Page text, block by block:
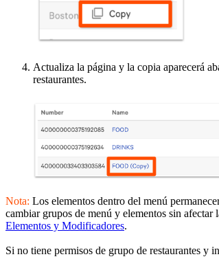
Actualiza la página y la copia aparecerá
restaurantes.
Nota: Los elementos dentro del menú
cambiar grupos de menú y elementos sin
Elementos y Modificadores.
Si no tiene permisos de grupo de restaurantes y